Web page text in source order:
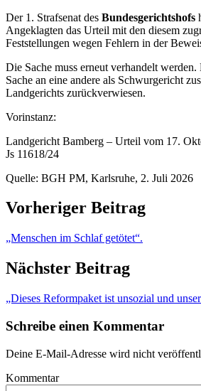
Der 1. Strafsenat des Bundesgerichtshofs
Angeklagten das Urteil mit den diesem
Feststellungen wegen Fehlern in der
Die Sache muss erneut verhandelt
Sache an eine andere als Schwurgericht
Landgerichts zurückverwiesen.
Vorinstanz:
Landgericht Bamberg – Urteil vom 17.
Js 11618/24
Quelle: BGH PM, Karlsruhe, 2. Juli 2026
Vorheriger Beitrag
„Menschen im Schlaf getötet“.
Nächster Beitrag
„Dieses Reformpaket ist unsozial und
Schreibe einen Kommentar
Deine E-Mail-Adresse wird nicht
Kommentar